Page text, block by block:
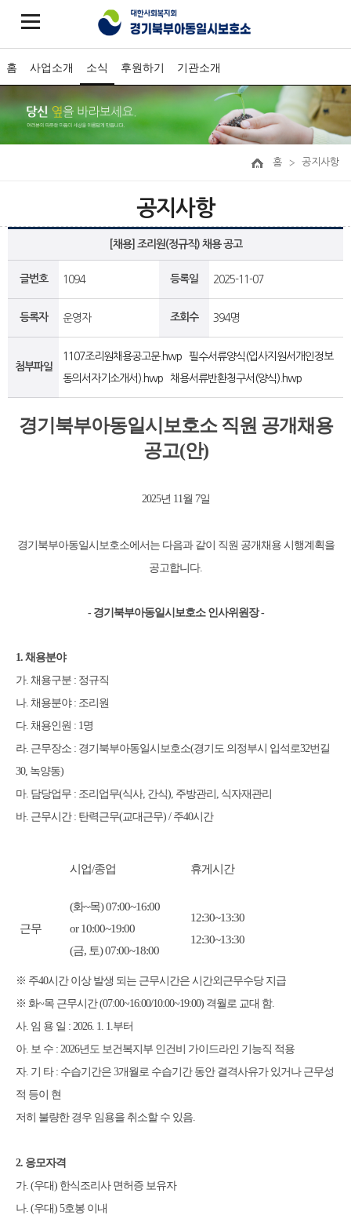
홈 사업소개 소식 후원하기 기관소개
홈 공지사항
공지사항
[채용] 조리원(정규직) 채용 공고
글번호 1094 등록일 2025-11-07
등록자 운영자 조회수 394명
첨부파일
1107조리원채용공고문.hwp
필수서류양식(입사지원서개인정보
동의서자기소개서).hwp
채용서류반환청구서(양식).hwp
경기북부아동일시보호소 직원 공개채용
공고(안)
2025년 11 월 7일
경기북부아동일시보호소에서는 다음과 같이 직원 공개채용 시행계획을
공고합니다.
- 경기북부아동일시보호소 인사위원장-
1. 채용분야
가. 채용구분 : 정규직
나. 채용분야 : 조리원
다. 채용인원 : 1 명
라. 근무장소 : 경기북부아동일시보호소(경기도 의정부시 입석로32번길
30, 녹양동)
마. 담당업무 : 조리업무(식사, 간식), 주방관리
식자재관리
바. 근무시간 : 탄력근무(교대근무) / 주40시간
시업/종업 휴게시간
근무
(화~목) 07:00~16:00
or 10:00~19:00
(금, 토) 07:00~18:00
12:30~13:30
12:30~13:30
※ 주40시간 이상 발생 되는 근무시간은 시간외근무수당 지급
※ 화~목 근무시간(07:00~16:00/10:00~19:00) 격월로 교대 함.
사. 임 용 일 : 2026. 1. 1. 부터
아. 보 수 : 2026년도 보건복지부 인건비 가이드라인 기능직 적용
자. 기 타 : 수습기간은 3개월로 수습기간 동안 결격사유가 있거나 근무성
적 등이 현
저히 불량한 경우 임용을 취소할 수 있음
2. 응모자격
가. (우대) 한식조리사 면허증 보유자
나. (우대) 5호봉 이내